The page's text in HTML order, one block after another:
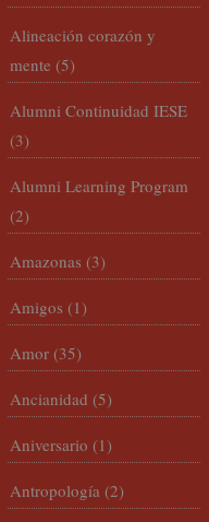
Alineación corazón y
mente (5)
Alumni Continuidad IESE
(3)
Alumni Learning Program
(2)
Amazonas (3)
Amigos (1)
Amor (35)
Ancianidad (5)
Aniversario (1)
Antropología (2)